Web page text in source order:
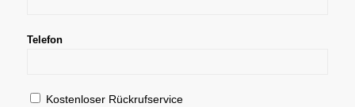
Bitte lasse dieses Feld leer.
Telefon
Kostenloser Rückrufservice